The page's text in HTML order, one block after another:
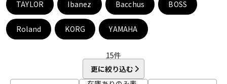
TAYLOR Ibanez Bacchus BOSS
Roland KORG YAMAHA
15件
更に絞り込む